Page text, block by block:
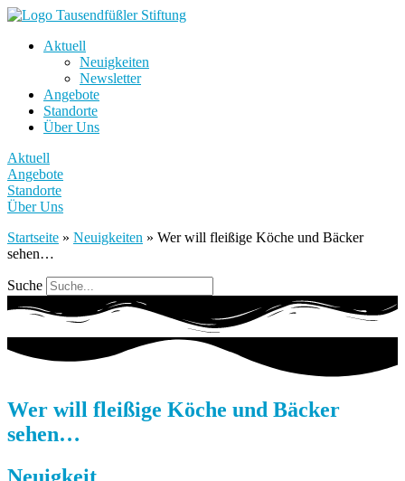
Aktuell
Neuigkeiten
Newsletter
Angebote
Standorte
Über Uns
Aktuell
Angebote
Standorte
Über Uns
Startseite » Neuigkeiten » Wer will fleißige Köche und Bäcker
sehen…
Suche
Wer will fleißige Köche und Bäcker
sehen…